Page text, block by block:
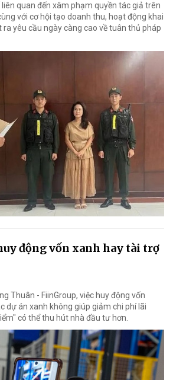
liên quan đến xâm phạm quyền tác giả trên
với cơ hội tạo doanh thu, hoạt động khai
yêu cầu ngày càng cao về tuân thủ pháp
động vốn xanh hay tài trợ
Thuân - FiinGroup, việc huy động vốn
dự án xanh không giúp giảm chi phí lãi
có thể thu hút nhà đầu tư hơn.